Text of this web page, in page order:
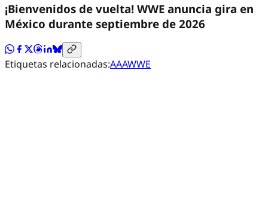
¡Bienvenidos de vuelta! WWE anuncia gira en
México durante septiembre de 2026
Etiquetas relacionadas:AAAWWE